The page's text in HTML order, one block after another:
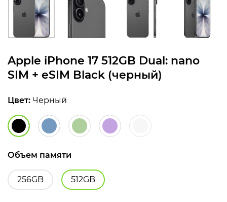
Apple iPhone 17 512GB Dual: nano
SIM + eSIM Black (черный)
Цвет: Черный
Объем памяти
256GB 512GB
(c 10:00 до 21:00, без
выходных)